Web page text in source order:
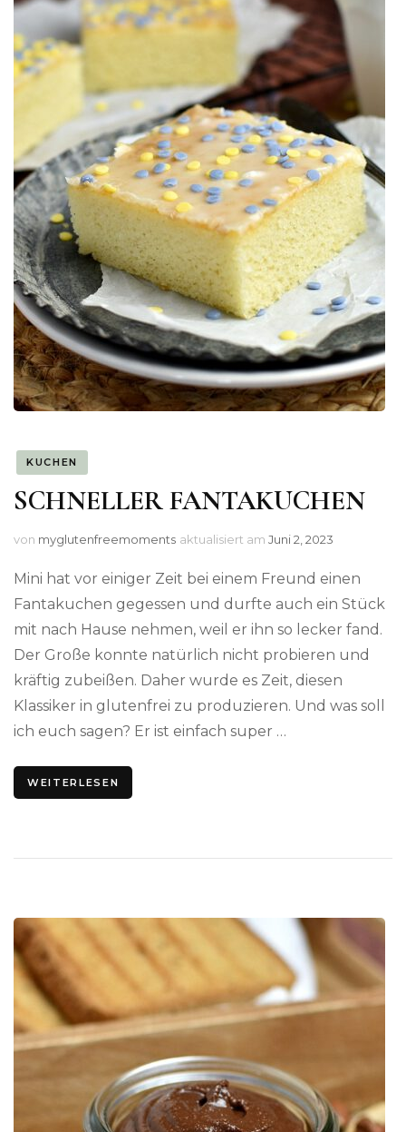
KUCHEN
SCHNELLER FANTAKUCHEN
von myglutenfreemoments aktualisiert am Juni 2, 2023
Mini hat vor einiger Zeit bei einem Freund einen
Fantakuchen gegessen und durfte auch ein Stück
mit nach Hause nehmen, weil er ihn so lecker fand.
Der Große konnte natürlich nicht probieren und
kräftig zubeißen. Daher wurde es Zeit, diesen
Klassiker in glutenfrei zu produzieren. Und was soll
ich euch sagen? Er ist einfach super …
WEITERLESEN